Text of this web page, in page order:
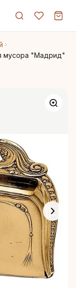
мусора "Мадрид"